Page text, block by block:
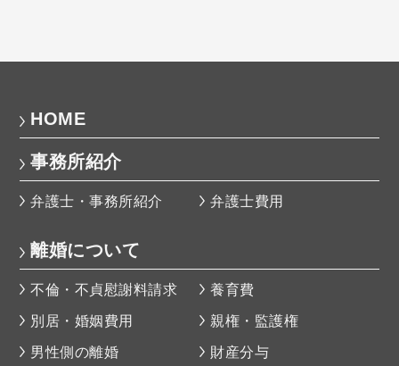
HOME
事務所紹介
弁護士・事務所紹介 弁護士費用
離婚について
不倫・不貞慰謝料請求
養育費
別居・婚姻費用
親権・監護権
男性側の離婚
財産分与